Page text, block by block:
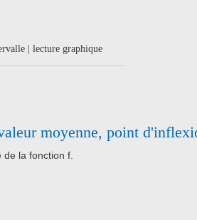
| lecture graphique
moyenne, point
la fonction f.